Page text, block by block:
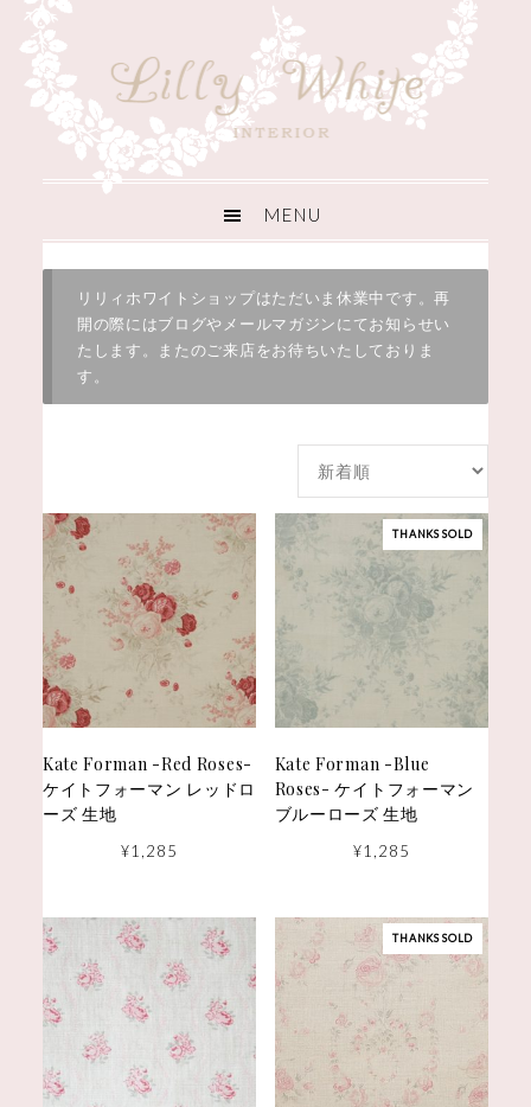
リリィホワイトショップはただいま休業中です。再
開の際にはブログやメールマガジンにてお知らせい
たします。またのご来店をお待ちいたしておりま
す。
Kate Forman -Red Roses-
ケイトフォーマン レッドロ
ーズ 生地
¥1,285
THANKS SOLD
Kate Forman -Blue
Roses- ケイトフォーマン
ブルーローズ 生地
¥1,285
THANKS SOLD